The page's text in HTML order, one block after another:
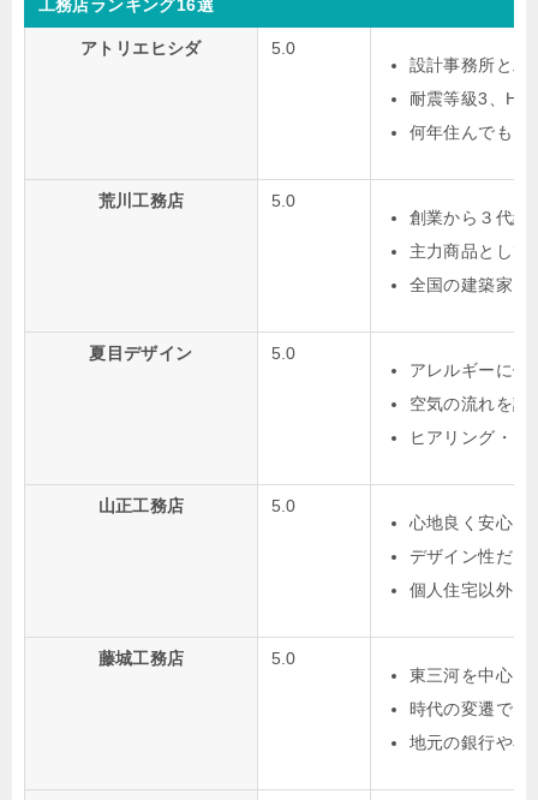
工務店ランキング16選
アトリエヒシダ
5.0
設計事務所と工
耐震等級3、
何年住んでも良
荒川工務店
5.0
創業から３代続
主力商品として
全国の建築家と
夏目デザイン
5.0
アレルギーに優
空気の流れを計
ヒアリング・シ
山正工務店
5.0
心地良く安心し
デザイン性だけ
個人住宅以外に
藤城工務店
5.0
東三河を中心に
時代の変遷でも
地元の銀行や小